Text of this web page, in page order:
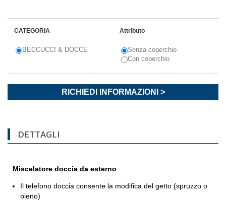
CATEGORIA
BECCUCCI & DOCCE
Attributo
Senza coperchio
Con coperchio
RICHIEDI INFORMAZIONI >
DETTAGLI
Miscelatore doccia da esterno
Il telefono doccia consente la modifica del getto (spruzzo o
pieno)